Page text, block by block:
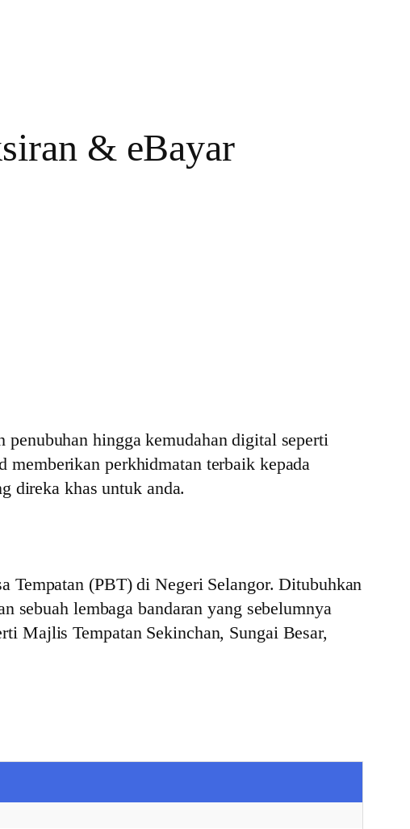
& eBayar
penubuhan hingga kemudahan digital seperti
perkhidmatan terbaik kepada
direka khas untuk anda.
Tempatan (PBT) di Negeri Selangor. Ditubuhkan
sebuah lembaga bandaran yang sebelumnya
Majlis Tempatan Sekinchan, Sungai Besar,